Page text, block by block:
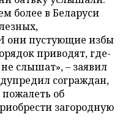
более в Беларуси
они пустующие избы
приводят, где-
слышат», – заявил
сограждан,
об
загородную